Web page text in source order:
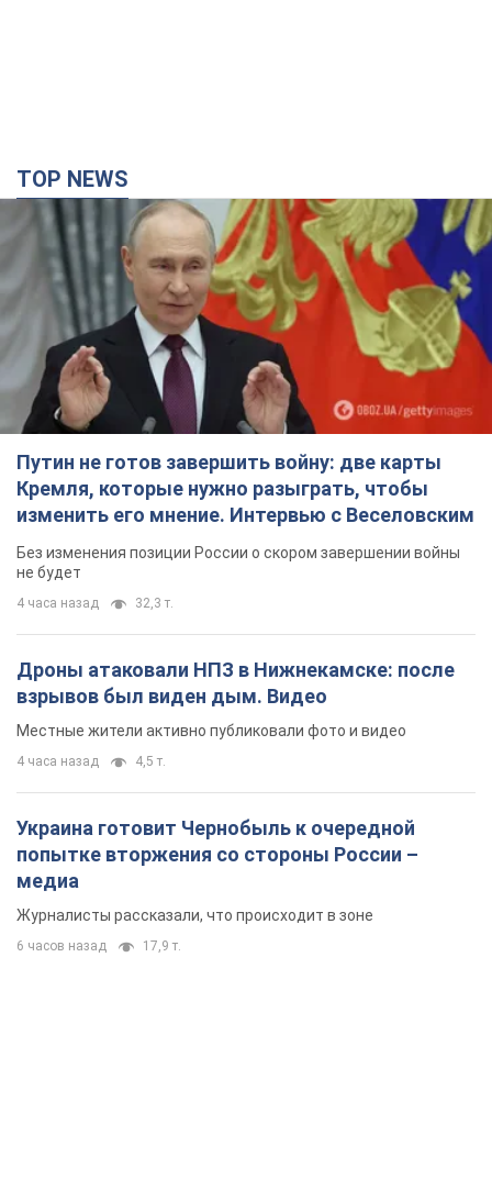
TOP NEWS
Путин не готов завершить войну: две карты
Кремля, которые нужно разыграть, чтобы
изменить его мнение. Интервью с Веселовским
Без изменения позиции России о скором завершении войны
не будет
4 часа назад 32,3 т.
Дроны атаковали НПЗ в Нижнекамске: после
взрывов был виден дым. Видео
Местные жители активно публиковали фото и видео
4 часа назад 4,5 т.
Украина готовит Чернобыль к очередной
попытке вторжения со стороны России –
медиа
Журналисты рассказали, что происходит в зоне
6 часов назад 17,9 т.